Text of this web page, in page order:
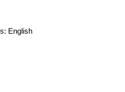
English